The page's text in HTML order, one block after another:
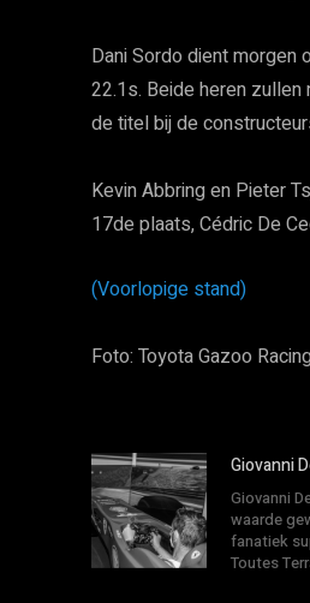
Dani Sordo dient morgen
22.1s. Beide heren
de titel bij de
Kevin Abbring en Pieter
17de plaats, Cédric De
(Voorlopige stand)
Foto: Toyota Gazoo
Giovanni
Giovanni
waarde
fanatiek
Toutes